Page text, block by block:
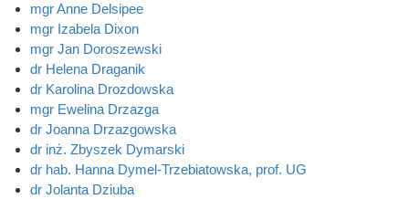
mgr Anne Delsipee
mgr Izabela Dixon
mgr Jan Doroszewski
dr Helena Draganik
dr Karolina Drozdowska
mgr Ewelina Drzazga
dr Joanna Drzazgowska
dr inż. Zbyszek Dymarski
dr hab. Hanna Dymel-Trzebiatowska, prof. UG
dr Jolanta Dziuba